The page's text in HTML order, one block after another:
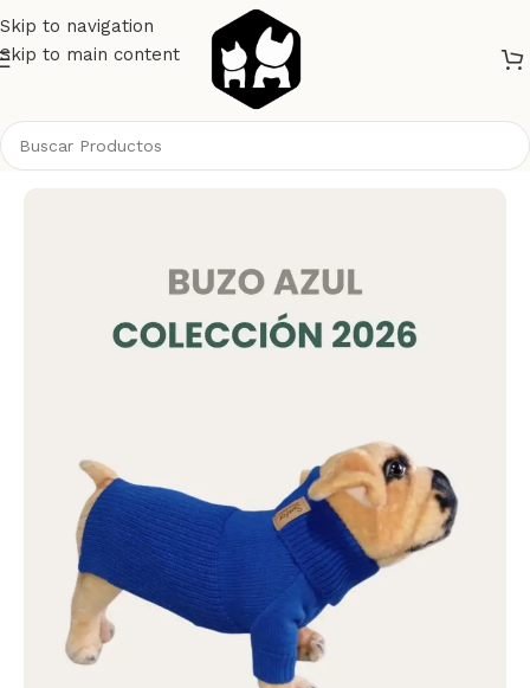
Skip to navigation
Skip to main content